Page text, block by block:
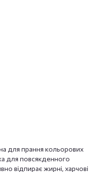
для прання кольорових
для повсякденного
відпирає жирні, харчові